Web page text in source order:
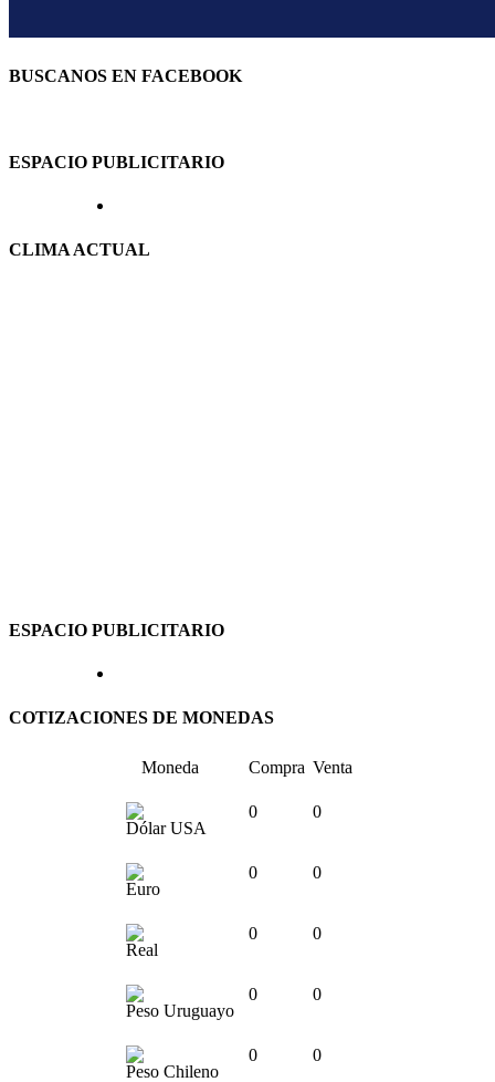
BUSCANOS EN FACEBOOK
ESPACIO PUBLICITARIO
CLIMA ACTUAL
ESPACIO PUBLICITARIO
COTIZACIONES DE MONEDAS
Moneda Compra Venta
Dólar USA
0 0
Euro
0 0
Real
0 0
Peso Uruguayo
0 0
Peso Chileno
0 0